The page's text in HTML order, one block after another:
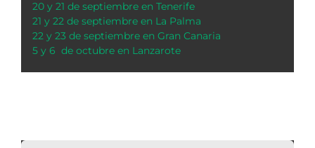
20 y 21 de septiembre en Tenerife
21 y 22 de septiembre en La Palma
22 y 23 de septiembre en Gran Canaria
5 y 6 de octubre en Lanzarote